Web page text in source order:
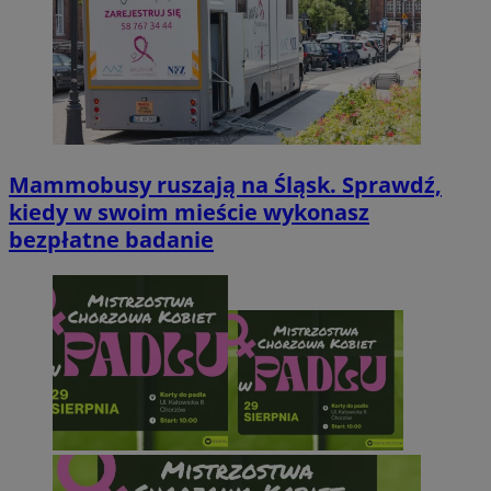
Mammobusy ruszają na Śląsk. Sprawdź,
kiedy w swoim mieście wykonasz
bezpłatne badanie